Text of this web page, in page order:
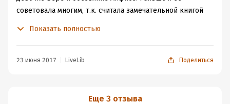
советовала многим, т.к. считала замечательной книгой
книга понравится и они останутся в восторге. Я же
то совсем недетская книга. В общем, для себя я решила
Показать полностью
23 июня 2017 LiveLib Поделиться
Еще 3 отзыва